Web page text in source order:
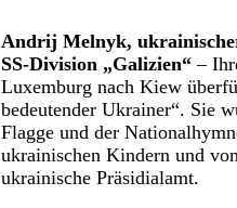
Andrij Melnyk,
SS-Division „Galizien“ –
Luxemburg nach Kiew
bedeutender Ukrainer“. Sie
Flagge und der
ukrainischen Kindern und
ukrainische Präsidialamt.